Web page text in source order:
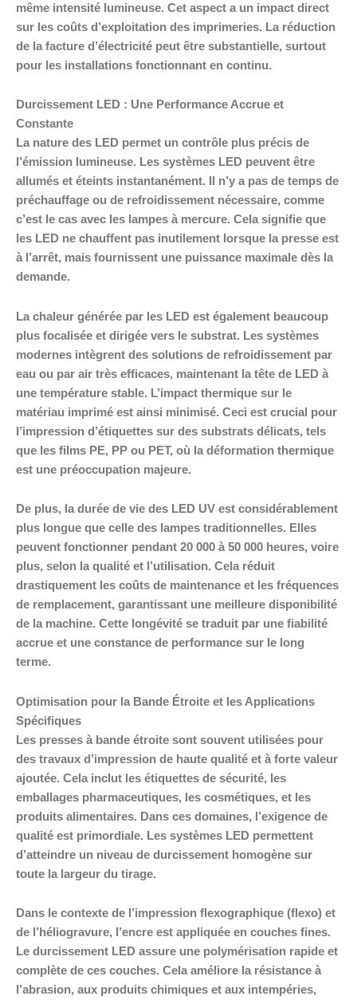
même intensité lumineuse. Cet aspect a un impact direct
sur les coûts d’exploitation des imprimeries. La réduction
de la facture d’électricité peut être substantielle, surtout
pour les installations fonctionnant en continu.
Durcissement LED : Une Performance Accrue et
Constante
La nature des LED permet un contrôle plus précis de
l’émission lumineuse. Les systèmes LED peuvent être
allumés et éteints instantanément. Il n’y a pas de temps de
préchauffage ou de refroidissement nécessaire, comme
c’est le cas avec les lampes à mercure. Cela signifie que
les LED ne chauffent pas inutilement lorsque la presse est
à l’arrêt, mais fournissent une puissance maximale dès la
demande.
La chaleur générée par les LED est également beaucoup
plus focalisée et dirigée vers le substrat. Les systèmes
modernes intègrent des solutions de refroidissement par
eau ou par air très efficaces, maintenant la tête de LED à
une température stable. L’impact thermique sur le
matériau imprimé est ainsi minimisé. Ceci est crucial pour
l’impression d’étiquettes sur des substrats délicats, tels
que les films PE, PP ou PET, où la déformation thermique
est une préoccupation majeure.
De plus, la durée de vie des LED UV est considérablement
plus longue que celle des lampes traditionnelles. Elles
peuvent fonctionner pendant 20 000 à 50 000 heures, voire
plus, selon la qualité et l’utilisation. Cela réduit
drastiquement les coûts de maintenance et les fréquences
de remplacement, garantissant une meilleure disponibilité
de la machine. Cette longévité se traduit par une fiabilité
accrue et une constance de performance sur le long
terme.
Optimisation pour la Bande Étroite et les Applications
Spécifiques
Les presses à bande étroite sont souvent utilisées pour
des travaux d’impression de haute qualité et à forte valeur
ajoutée. Cela inclut les étiquettes de sécurité, les
emballages pharmaceutiques, les cosmétiques, et les
produits alimentaires. Dans ces domaines, l’exigence de
qualité est primordiale. Les systèmes LED permettent
d’atteindre un niveau de durcissement homogène sur
toute la largeur du tirage.
Dans le contexte de l’impression flexographique (flexo) et
de l’héliogravure, l’encre est appliquée en couches fines.
Le durcissement LED assure une polymérisation rapide et
complète de ces couches. Cela améliore la résistance à
l’abrasion, aux produits chimiques et aux intempéries,